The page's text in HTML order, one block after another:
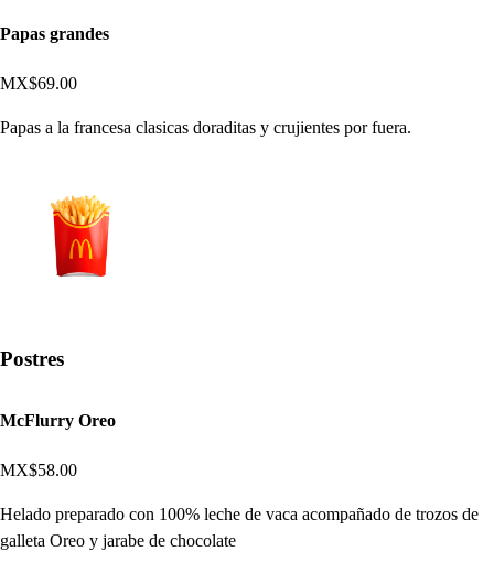
Papas grandes
MX$69.00
Papas a la francesa clasicas doraditas y crujientes por fuera.
Postres
McFlurry Oreo
MX$58.00
Helado preparado con 100% leche de vaca acompañado de trozos de
galleta Oreo y jarabe de chocolate